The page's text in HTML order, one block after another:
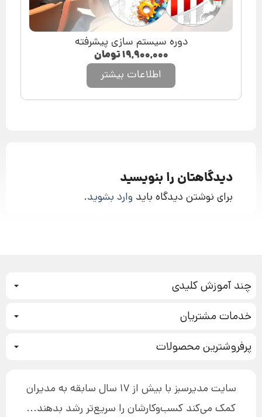
دوره سیستم سازی پیشرفته
۱۹,۹۰۰,۰۰۰تومان
اطلاعات بیشتر
دیدگاهتان را بنویسید
برای نوشتن دیدگاه باید وارد بشوید.
چند آموزش کلیدی
بازاریابی عصبی
تبلیغ نویسی
افزایش عملکرد
چگونه کتاب بنویسیم
دوره اینستاگرام
خدمات مشتریان
آموزش دسترسی به دانلود فایل‌ها
پیگیری سفارش
پشتیبانی
پرفروشترین محصولاتدوره جدید سیستم سازی
سایت مدیرسبز با بیش از 17 سال سابقه به مدیران
کمک می‌کند کسب‌و‌کارشان را سریع‌تر رشد بدهند...